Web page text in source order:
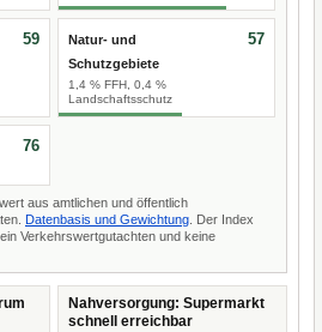
59
Natur- und
Schutzgebiete
1,4 % FFH, 0,4 %
Landschaftsschutz
57
76
aus amtlichen und öffentlich
Datenbasis und Gewichtung . Der Index
Verkehrswertgutachten und keine
Nahversorgung: Supermarkt
schnell erreichbar